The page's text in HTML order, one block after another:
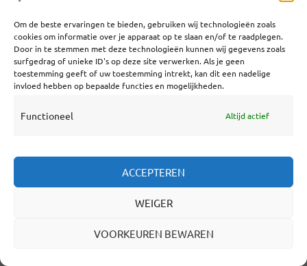
Om de beste ervaringen te bieden, gebruiken wij technologieën zoals
cookies om informatie over je apparaat op te slaan en/of te raadplegen.
Door in te stemmen met deze technologieën kunnen wij gegevens zoals
surfgedrag of unieke ID's op deze site verwerken. Als je geen
toestemming geeft of uw toestemming intrekt, kan dit een nadelige
invloed hebben op bepaalde functies en mogelijkheden.
Functioneel Altijd actief
ACCEPTEREN
WEIGER
VOORKEUREN BEWAREN
SAMENSPEL, DAT IS VOOR MIJ
DE GROTE UITDAGING.’ STUT
GAAT AAN DE SLAG MET THE
HENRY GIRLS #VVU
DOOREEN VAN ONZE LEDEN
3 MINUTEN LEESTIJD
Over ongeveer een jaar staan het Stutkoor en
podium. Artistiek leider Donna Risa: ,,Ik